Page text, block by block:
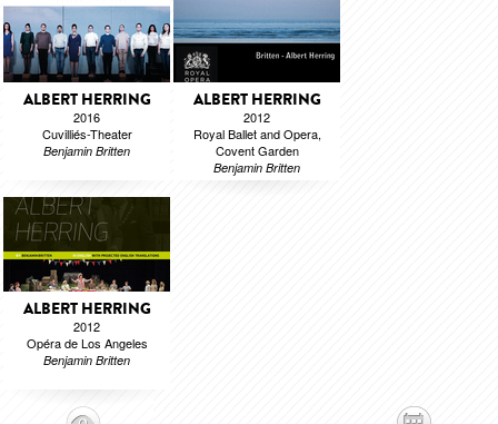
ALBERT HERRING
2016
Cuvilliés-Theater
Benjamin Britten
ALBERT HERRING
2012
Royal Ballet and Opera,
Covent Garden
Benjamin Britten
ALBERT HERRING
2012
Opéra de Los Angeles
Benjamin Britten